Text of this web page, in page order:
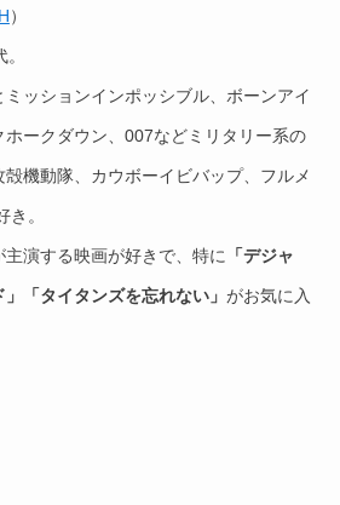
）
ッションインポッシブル、ボーンアイ
ークダウン、007などミリタリー系の
機動隊、カウボーイビバップ、フルメ
。
演する映画が好きで、特に 「デジャ
「タイタンズを忘れない」 がお気に入